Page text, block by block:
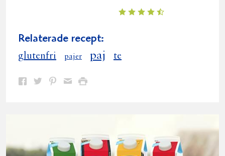
Relaterade recept:
glutenfri pajer paj te
Dela Dela Dela DelaSkriv